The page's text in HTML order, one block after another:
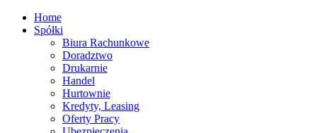
Home
Spółki
Biura Rachunkowe
Doradztwo
Drukarnie
Handel
Hurtownie
Kredyty, Leasing
Oferty Pracy